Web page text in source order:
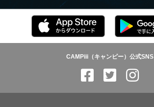
CAMPiii（キャンピー）公式SNS